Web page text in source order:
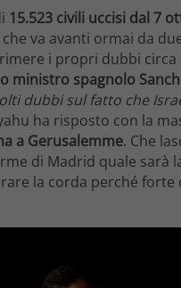
15.523 civili uccisi dal 7
va avanti ormai da
i propri dubbi
ministro spagnolo
dubbi sul fatto che
ha risposto con la
a Gerusalemme. Che
di Madrid quale sarà
la corda perché